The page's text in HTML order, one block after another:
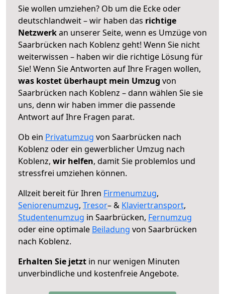
Sie wollen umziehen? Ob um die Ecke oder
deutschlandweit – wir haben das richtige
Netzwerkan unserer Seite, wenn es Umzüge von
Saarbrücken nach Koblenz geht! Wenn Sie nicht
weiterwissen – haben wir die richtige Lösung für
Sie! Wenn Sie Antworten auf Ihre Fragen wollen,
was kostet überhaupt mein Umzug von
Saarbrücken nach Koblenz – dann wählen Sie sie
uns, denn wir haben immer die passende
Antwort auf Ihre Fragen parat.
Ob ein Privatumzug von Saarbrücken nach
Koblenz oder ein gewerblicher Umzug nach
Koblenz, wir helfen, damit Sie problemlos und
stressfrei umziehen können.
Allzeit bereit für Ihren Firmenumzug,
Seniorenumzug, Tresor– & Klaviertransport,
Studentenumzug in Saarbrücken, Fernumzug
oder eine optimale Beiladung von Saarbrücken
nach Koblenz.
Erhalten Sie jetzt in nur wenigen Minuten
unverbindliche und kostenfreie Angebote.